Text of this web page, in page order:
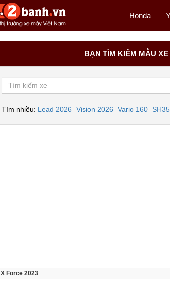
Honda
BẠN TÌM KIẾM MẪU
Tìm nhiều: Lead 2026 Vision 2026 Vario 160
X Force 2023